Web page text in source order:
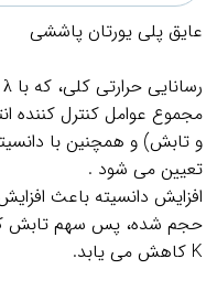
عایق پلی یورتان پاششی
مجموع عوامل كنترل كننده
و تابش) و همچنين با
تعيين مي شود .
افزايش دانسيته باعث
حجم شده، پس سهم تابش
K كاهش مي يابد.